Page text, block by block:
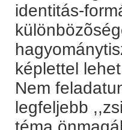
identitás-
képlettel
Nem
legfeljebb